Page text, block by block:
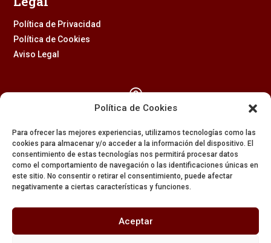
Política de Cookies
Para ofrecer las mejores experiencias, utilizamos tecnologías como las
cookies para almacenar y/o acceder a la información del dispositivo. El
consentimiento de estas tecnologías nos permitirá procesar datos
como el comportamiento de navegación o las identificaciones únicas en
este sitio. No consentir o retirar el consentimiento, puede afectar
negativamente a ciertas características y funciones.
Aceptar
Política de Privacidad
Política de Cookies
Aviso Legal

954 229 437

608 84 84 82

secretaria@amargura.org